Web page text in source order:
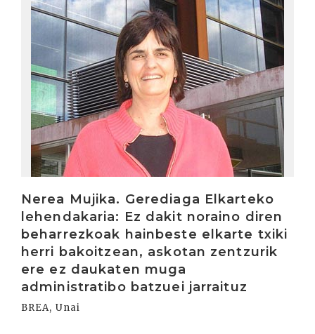
Nerea Mujika. Gerediaga Elkarteko
lehendakaria: Ez dakit noraino diren
beharrezkoak hainbeste elkarte txiki
herri bakoitzean, askotan zentzurik
ere ez daukaten muga
administratibo batzuei jarraituz
BREA, Unai
Irakurri